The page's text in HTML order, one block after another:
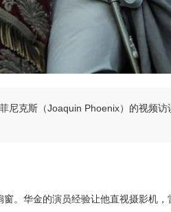
尼克斯（Joaquin Phoenix）的视频访
。华金的演员经验让他直视摄影机，